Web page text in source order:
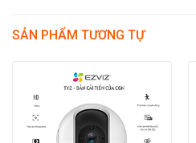
SẢN PHẨM TƯƠNG TỰ